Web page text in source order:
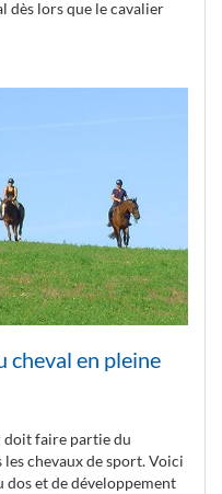
dès lors que le cavalier
cheval en pleine
doit faire partie du
chevaux de sport. Voici
dos et de développement